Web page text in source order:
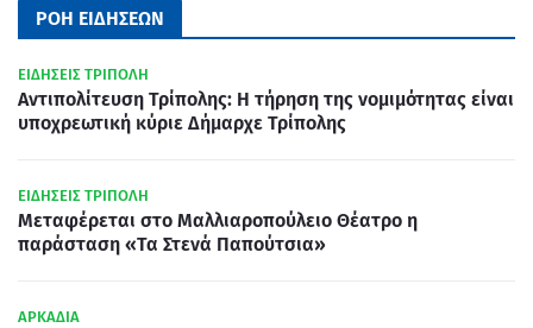
ΡΟΗ ΕΙΔΗΣΕΩΝ
ΕΙΔΗΣΕΙΣ ΤΡΙΠΟΛΗ
Αντιπολίτευση Τρίπολης: Η τήρηση της νομιμότητας είναι
υποχρεωτική κύριε Δήμαρχε Τρίπολης
ΕΙΔΗΣΕΙΣ ΤΡΙΠΟΛΗ
Μεταφέρεται στο Μαλλιαροπούλειο Θέατρο η
παράσταση «Τα Στενά Παπούτσια»
ΑΡΚΑΔΙΑ